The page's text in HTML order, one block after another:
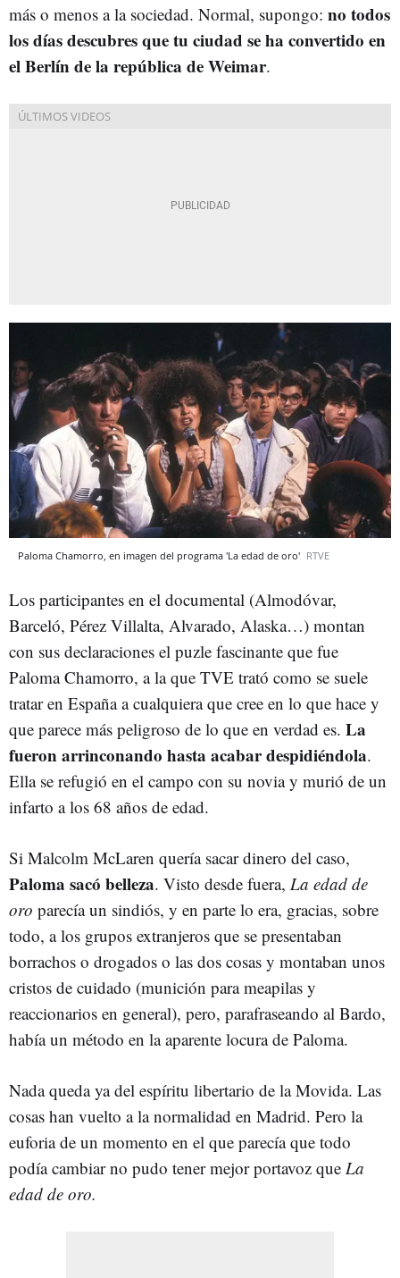
más o menos a la sociedad. Normal, supongo: no todos
los días descubres que tu ciudad se ha convertido en
el Berlín de la república de Weimar.
Paloma Chamorro, en imagen del programa 'La edad de oro' RTVE
Los participantes en el documental (Almodóvar,
Barceló, Pérez Villalta, Alvarado, Alaska…) montan
con sus declaraciones el puzle fascinante que fue
Paloma Chamorro, a la que TVE trató como se suele
tratar en España a cualquiera que cree en lo que hace y
que parece más peligroso de lo que en verdad es. La
fueron arrinconando hasta acabar despidiéndola.
Ella se refugió en el campo con su novia y murió de un
infarto a los 68 años de edad.
Si Malcolm McLaren quería sacar dinero del caso,
Paloma sacó belleza. Visto desde fuera, La edad de
oro parecía un sindiós, y en parte lo era, gracias, sobre
todo, a los grupos extranjeros que se presentaban
borrachos o drogados o las dos cosas y montaban unos
cristos de cuidado (munición para meapilas y
reaccionarios en general), pero, parafraseando al Bardo,
había un método en la aparente locura de Paloma.
Nada queda ya del espíritu libertario de la Movida. Las
cosas han vuelto a la normalidad en Madrid. Pero la
euforia de un momento en el que parecía que todo
podía cambiar no pudo tener mejor portavoz que La
edad de oro.